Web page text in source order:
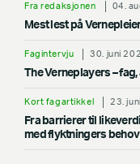
Fra redaksjonen 04.
Mest lest på
Fagintervju 30. juni
The Verneplayers –
Kort fagartikkel 23.
Fra barrierer til
med flyktningers behov